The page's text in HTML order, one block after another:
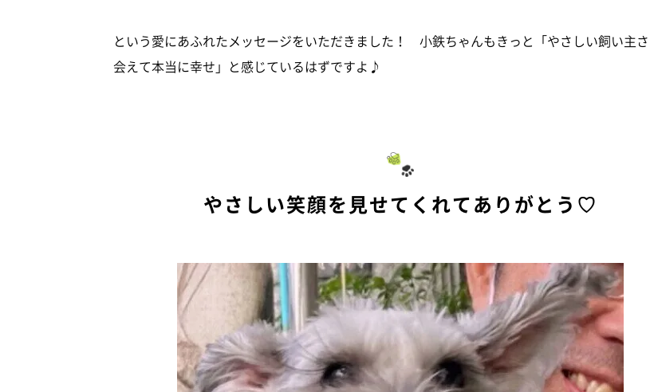
という愛にあふれたメッセージをいただきました！ 小鉄ちゃんもきっと「やさしい飼い主
会えて本当に幸せ」と感じているはずですよ♪
やさしい笑顔を見せてくれてありがとう♡